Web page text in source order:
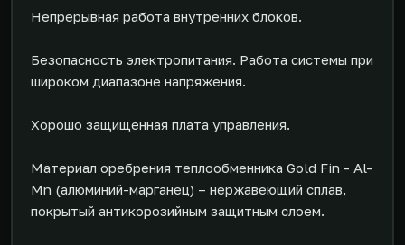
Непрерывная работа внутренних блоков.
Безопасность электропитания. Работа системы при
широком диапазоне напряжения.
Хорошо защищенная плата управления.
Материал оребрения теплообменника Gold Fin - Al-
Mn (алюминий-марганец) – нержавеющий сплав,
покрытый антикорозийным защитным слоем.